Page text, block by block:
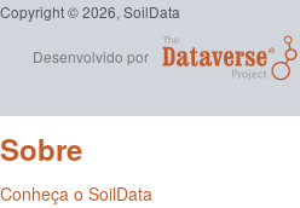
Copyright © 2026, SoilData
Desenvolvido por
Sobre
Conheça o SoilData